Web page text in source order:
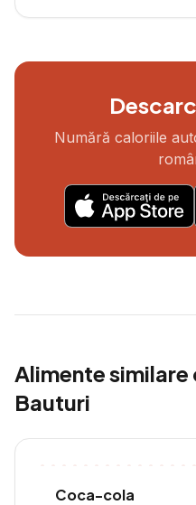
Numără caloriile
Alimente
Bauturi
Coca-cola